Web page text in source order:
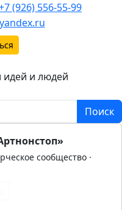
(926) 556-55-99
идей и людей
Поиск
сообщество ·